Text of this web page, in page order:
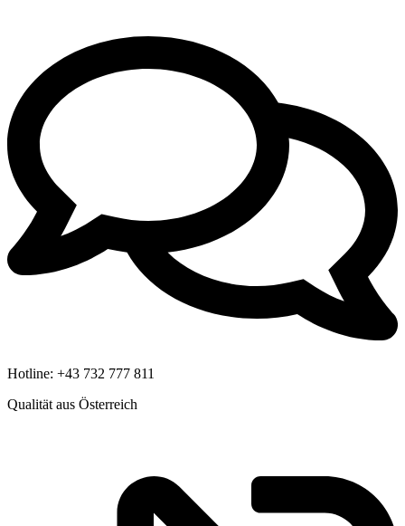
Hotline: +43 732 777 811
Qualität aus Österreich